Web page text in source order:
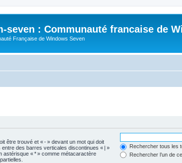
seven : Communauté francaise de
Française de Windows Seven
être trouvé et « - » devant un mot qui doit
des barres verticales discontinues « | »
astérisque « * » comme métacaractère
Rechercher tous les
Rechercher l’un de